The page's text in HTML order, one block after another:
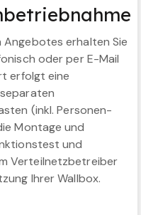
Angebotes erhalten Sie
oder per E-Mail
erfolgt eine
(inkl. Personen-
Montage und
und
Verteilnetzbetreiber
Ihrer Wallbox.